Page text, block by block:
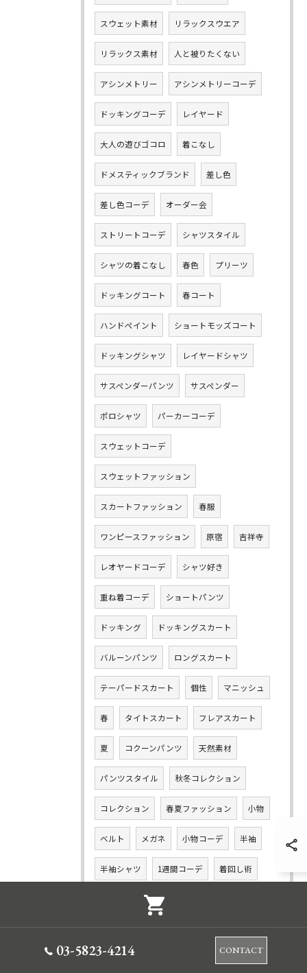
スウェット素材 リラックスウエア
リラックス素材 人と被りたくない
アシンメトリー アシンメトリーコーデ
ドッキングコーデ レイヤード
大人の遊びゴコロ 着こなし
ドメスティックブランド 差し色
差し色コーデ オーダー会
ストリートコーデ シャツスタイル
シャツの着こなし 春色 プリーツ
ドッキングコート 春コート
ハンドペイント ショートモッズコート
ドッキングシャツ レイヤードシャツ
サスペンダーパンツ サスペンダー
ポロシャツ パーカーコーデ
スウェットコーデ
スウェットファッション
スカートファッション 春服
ワンピースファッション 原宿 吉祥寺
レオヤードコーデ シャツ好き
重ね着コーデ ショートパンツ
ドッキング ドッキングスカート
バルーンパンツ ロングスカート
テーパードスカート 個性 マニッシュ
春 タイトスカート フレアスカート
夏 コクーンパンツ 天然素材
パンツスタイル 秋冬コレクション
コレクション 春夏ファッション 小物
ベルト メガネ 小物コーデ 半袖
半袖シャツ 1週間コーデ 着回し術
スカートスタイル
日焼け対策 夏服コーデ リネンパンツ
03-5823-4214 CONTACT